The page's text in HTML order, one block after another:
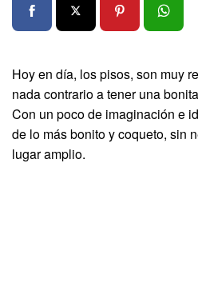
Hoy en día, los pisos, son muy
nada contrario a tener una
Con un poco de imaginación e
de lo más bonito y coqueto, sin
lugar amplio.